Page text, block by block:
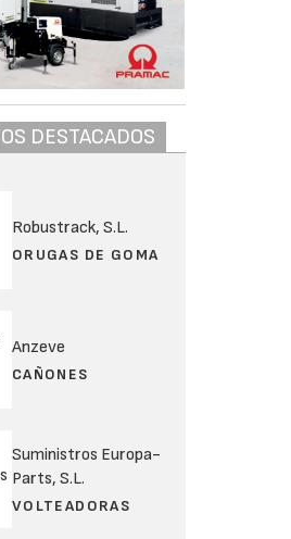
DESTACADOS
Robustrack, S.L.
ORUGAS DE GOMA
Anzeve
CAÑONES
Suministros Europa-
Parts, S.L.
VOLTEADORAS